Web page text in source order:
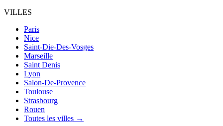
VILLES
Paris
Nice
Saint-Die-Des-Vosges
Marseille
Saint Denis
Lyon
Salon-De-Provence
Toulouse
Strasbourg
Rouen
Toutes les villes →